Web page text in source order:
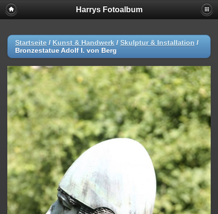
Harrys Fotoalbum
Startseite / Kunst & Handwerk / Skulptur & Installation /
Bronzestatue Adolf I. von Berg